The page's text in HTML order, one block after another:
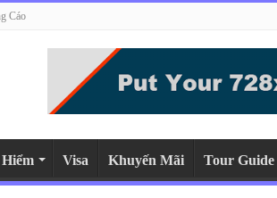
Cáo
Visa Khuyến Mãi Tour Guide